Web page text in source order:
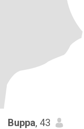
Buppa, 43